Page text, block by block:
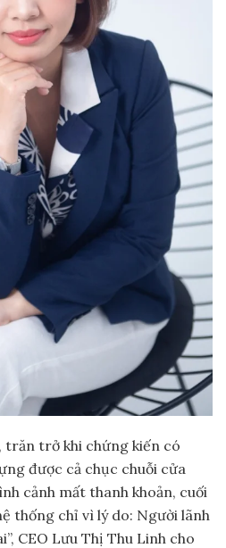
trăn trở khi chứng kiến có
được cả chục chuỗi cửa
cảnh mất thanh khoản, cuối
thống chỉ vì lý do: Người lãnh
CEO Lưu Thị Thu Linh cho